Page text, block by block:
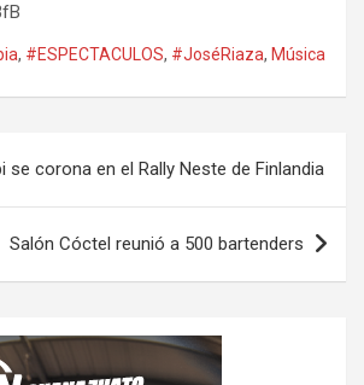
, #ESPECTACULOS, #JoséRiaza, Música
se corona en el Rally Neste de Finlandia
Salón Cóctel reunió a 500 bartenders